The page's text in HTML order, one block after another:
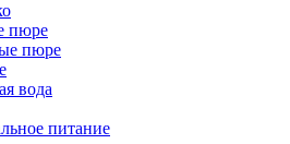
пюре
пюре
вода
питание